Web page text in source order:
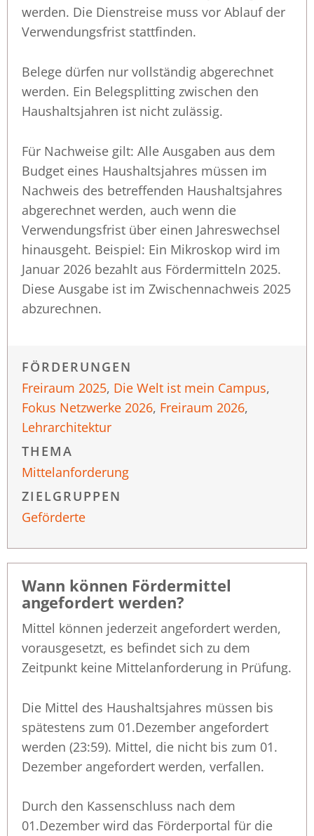
werden. Die Dienstreise muss vor Ablauf der
Verwendungsfrist stattfinden.
Belege dürfen nur vollständig abgerechnet
werden. Ein Belegsplitting zwischen den
Haushaltsjahren ist nicht zulässig.
Für Nachweise gilt: Alle Ausgaben aus dem
Budget eines Haushaltsjahres müssen im
Nachweis des betreffenden Haushaltsjahres
abgerechnet werden, auch wenn die
Verwendungsfrist über einen Jahreswechsel
hinausgeht. Beispiel: Ein Mikroskop wird im
Januar 2026 bezahlt aus Fördermitteln 2025.
Diese Ausgabe ist im Zwischennachweis 2025
abzurechnen.
FÖRDERUNGEN
Freiraum 2025, Die Welt ist mein Campus,
Fokus Netzwerke 2026, Freiraum 2026,
Lehrarchitektur
THEMA
Mittelanforderung
ZIELGRUPPEN
Geförderte
Wann können Fördermittel
angefordert werden?
Mittel können jederzeit angefordert werden,
vorausgesetzt, es befindet sich zu dem
Zeitpunkt keine Mittelanforderung in Prüfung.
Die Mittel des Haushaltsjahres müssen bis
spätestens zum 01.Dezember angefordert
werden (23:59). Mittel, die nicht bis zum 01.
Dezember angefordert werden, verfallen.
Durch den Kassenschluss nach dem
01.Dezember wird das Förderportal für die